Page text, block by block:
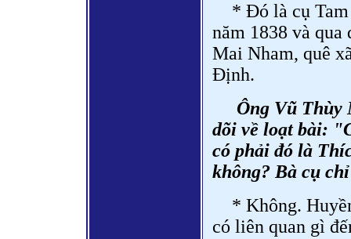
* Đó là cụ
năm 1838 và
Mai Nham, quê
Định.
Ông Vũ Thùy
dõi về loạt bài:
có phải đó là
không? Bà cụ
* Không.
có liên quan gì